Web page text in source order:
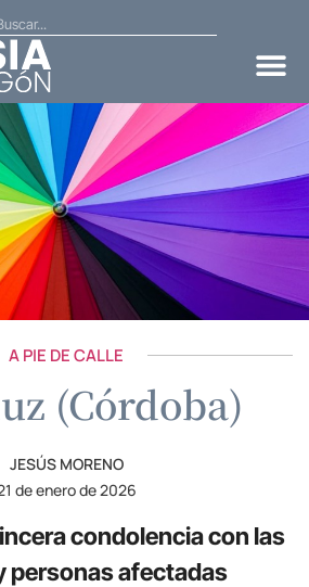
A PIE DE CALLE
(Córdoba)
JESÚS MORENO
de enero de 2026
condolencia con las
personas afectadas